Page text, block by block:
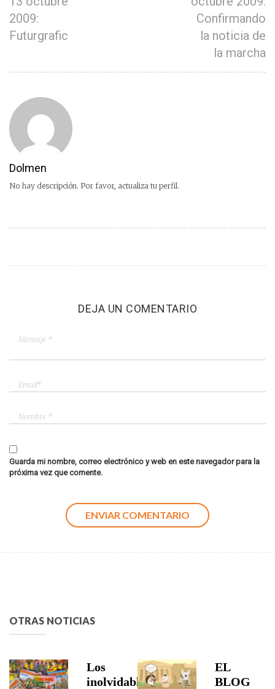
2009:
Futurgrafic
Confirmando
la noticia de
la marcha
Dolmen
No hay descripción. Por favor, actualiza tu perfil.
DEJA UN COMENTARIO
Guarda mi nombre, correo electrónico y web en este navegador para la
próxima vez que comente.
OTRAS NOTICIAS
Los
inolvidables
EL
BLOG